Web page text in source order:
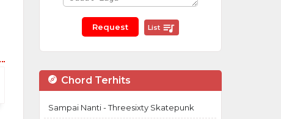
List
Chord Terhits
Sampai Nanti - Threesixty Skatepunk